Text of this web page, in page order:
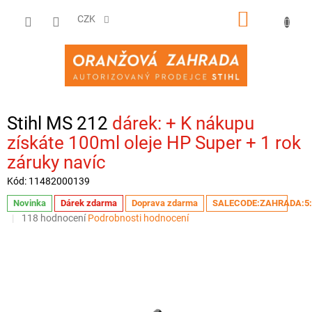
CZK
NÁKUPNÍ
Stihl MS 212
+ K nákupu
získáte 100ml oleje HP Super + 1 rok
záruky navíc
Kód: 11482000139
Novinka Dárek zdarma Doprava zdarma
Průměrné
118 hodnocení Podrobnosti hodnocení